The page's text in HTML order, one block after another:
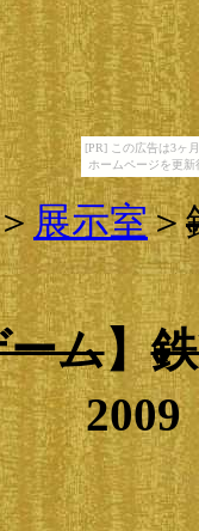
[PR] この広告は3ヶ
ホームページを更
展示室＞
ム】